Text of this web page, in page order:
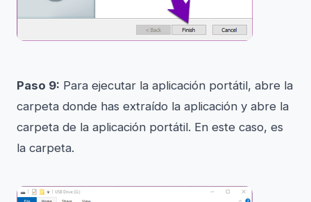
Paso 9: Para ejecutar la aplicación portátil, abre la
carpeta donde has extraído la aplicación y abre la
carpeta de la aplicación portátil. En este caso, es
la carpeta.